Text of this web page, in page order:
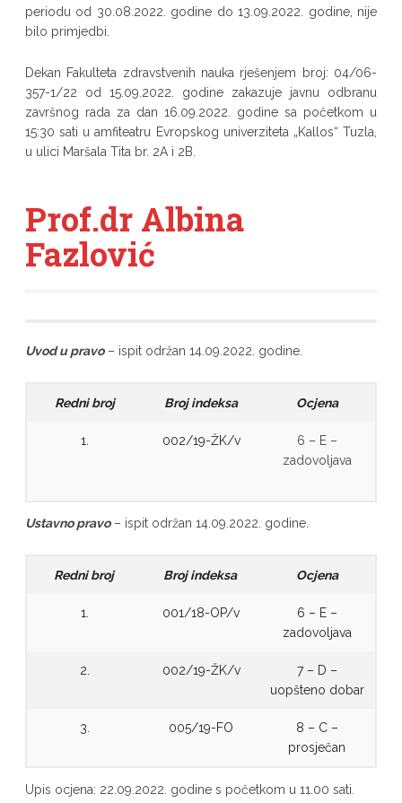
periodu od 30.08.2022. godine do 13.09.2022. godine, nije
bilo primjedbi.
Dekan Fakulteta zdravstvenih nauka rješenjem broj: 04/06-
357-1/22 od 15.09.2022. godine zakazuje javnu odbranu
završnog rada za dan 16.09.2022. godine sa početkom u
15:30 sati u amfiteatru Evropskog univerziteta „Kallos“ Tuzla,
u ulici Maršala Tita br. 2A i 2B.
Prof.dr Albina
Fazlović
Uvod u pravo– ispit održan 14.09.2022. godine.
Redni broj Broj indeksa Ocjena
1. 002/19-ŽK/v
6 – E –
zadovoljava
Ustavno pravo– ispit održan 14.09.2022. godine.
Redni broj Broj indeksa Ocjena
1. 001/18-OP/v
6 – E –
zadovoljava
2. 002/19-ŽK/v
7 – D –
uopšteno dobar
3. 005/19-FO
8 – C –
prosječan
Upis ocjena: 22.09.2022. godine s početkom u 11.00 sati.